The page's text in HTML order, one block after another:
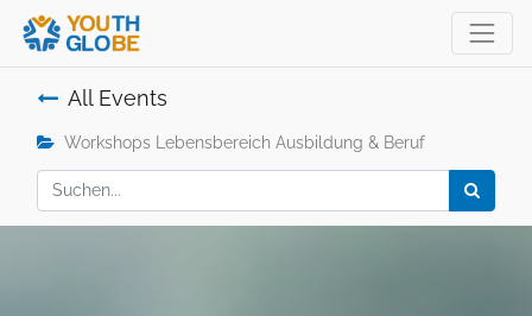
All Events
Workshops Lebensbereich Ausbildung & Beruf